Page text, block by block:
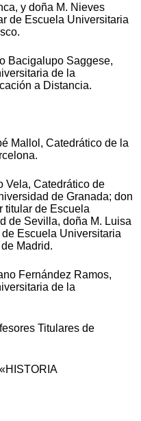
y doña M. Nieves
de Escuela Universitaria
Bacigalupo Saggese,
de la
a Distancia.
Mallol, Catedrático de la
Vela, Catedrático de
de Granada; don
titular de Escuela
de Sevilla, doña M. Luisa
Escuela Universitaria
Madrid.
Fernández Ramos,
de la
Titulares de